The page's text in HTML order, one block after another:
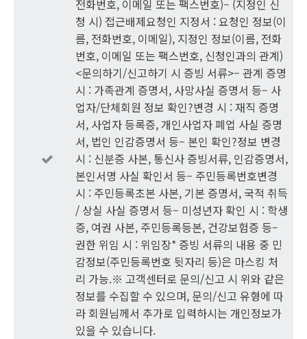
전화번호, 이메일 또는 팩스번호)– (지정인 신
청 시) 접근배제요청인 지정서 : 요청인 정보(이
름, 전화번호, 이메일), 지정인 정보(이름, 전화
번호, 이메일 또는 팩스번호, 신청인과의 관계)
<문의하기/신고하기 시 증빙 서류>– 관계 증명
시 : 가족관계 증명서, 사망사실 증명서 등– 사
업자/단체회원 정보 확인?변경 시 : 재직 증명
서, 사업자 등록증, 개인사업자 폐업 사실 증명
서, 법인 인감증명서 등– 본인 확인?정보 변경
시 : 신분증 사본, 통신사 증빙서류, 인감증명서,
본인서명 사실 확인서 등– 주민등록번호변경
시 : 주민등록초본 사본, 기본 증명서, 국적 취득
/ 상실 사실 증명서 등– 미성년자 확인 시 : 학생
증, 여권 사본, 주민등록등본, 건강보험증 등–
권한 위임 시 : 위임장* 증빙 서류의 내용 중 민
감정보(주민등록번호 뒷자리 등)은 마스킹 처
리 가능.※ 고객센터로 문의/신고 시 위와 같은
정보를 수집할 수 있으며, 문의/신고 유형에 따
라 회원님께서 추가로 입력하시는 개인정보가
있을 수 있습니다.